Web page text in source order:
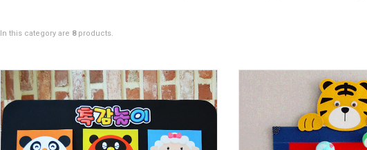
In this category are 8products.